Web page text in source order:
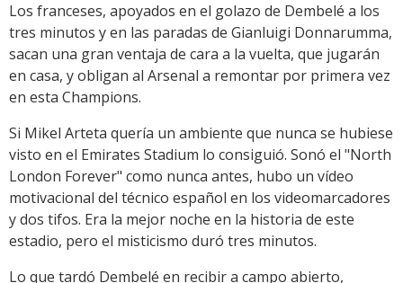
Los franceses, apoyados en el golazo de Dembelé a los
tres minutos y en las paradas de Gianluigi Donnarumma,
sacan una gran ventaja de cara a la vuelta, que jugarán
en casa, y obligan al Arsenal a remontar por primera vez
en esta Champions.
Si Mikel Arteta quería un ambiente que nunca se hubiese
visto en el Emirates Stadium lo consiguió. Sonó el "North
London Forever" como nunca antes, hubo un vídeo
motivacional del técnico español en los videomarcadores
y dos tifos. Era la mejor noche en la historia de este
estadio, pero el misticismo duró tres minutos.
Lo que tardó Dembelé en recibir a campo abierto,